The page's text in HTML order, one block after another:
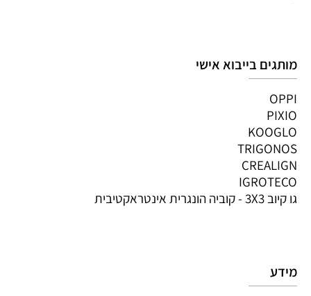
מותגים בייבוא אישי
OPPI
PIXIO
KOOGLO
TRIGONOS
CREALIGN
IGROTECO
גו קיוב 3X3 - קוביה הונגרית אינטראקטיבית
מידע